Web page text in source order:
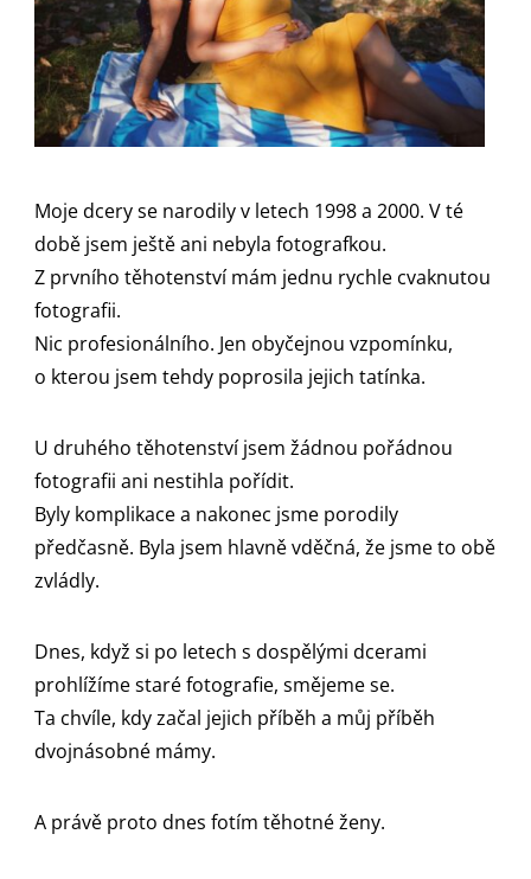
Moje dcery se narodily v letech 1998 a 2000. V té
době jsem ještě ani nebyla fotografkou.
Z prvního těhotenství mám jednu rychle cvaknutou
fotografii.
Nic profesionálního. Jen obyčejnou vzpomínku,
o kterou jsem tehdy poprosila jejich tatínka.
U druhého těhotenství jsem žádnou pořádnou
fotografii ani nestihla pořídit.
Byly komplikace a nakonec jsme porodily
předčasně. Byla jsem hlavně vděčná, že jsme to obě
zvládly.
Dnes, když si po letech s dospělými dcerami
prohlížíme staré fotografie, smějeme se.
Ta chvíle, kdy začal jejich příběh a můj příběh
dvojnásobné mámy.
A právě proto dnes fotím těhotné ženy.